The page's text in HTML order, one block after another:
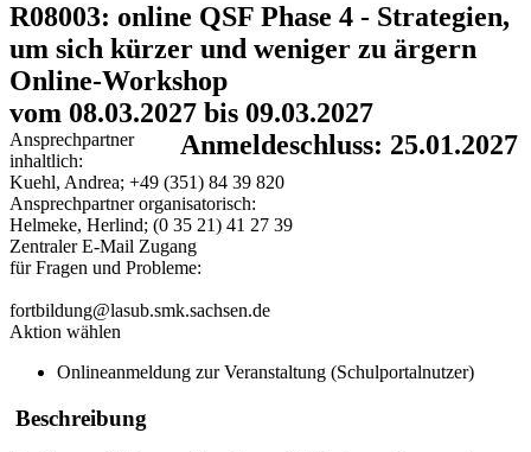
R08003: online QSF Phase 4 - Strategien,
um sich kürzer und weniger zu ärgern
Online-Workshop
vom 08.03.2027 bis 09.03.2027
Anmeldeschluss: 25.01.2027
Ansprechpartner
inhaltlich:
Kuehl, Andrea; +49 (351) 84 39 820
Ansprechpartner organisatorisch:
Helmeke, Herlind; (0 35 21) 41 27 39
Zentraler E-Mail Zugang
für Fragen und Probleme:
fortbildung@lasub.smk.sachsen.de
Aktion wählen
Onlineanmeldung zur Veranstaltung (Schulportalnutzer)
Beschreibung